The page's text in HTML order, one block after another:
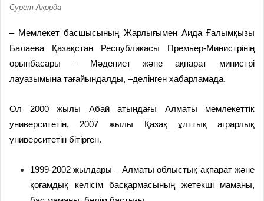
Сурет Ақорда
– Мемлекет басшысының Жарлығымен Аида Ғалымқызы
Балаева Қазақстан Республикасы Премьер-Министрінің
орынбасары – Мәдениет және ақпарат министрі
лауазымына тағайындалды, –делінген хабарламада.
Ол 2000 жылы Абай атындағы Алматы мемлекеттік
университетін, 2007 жылы Қазақ ұлттық аграрлық
университетін бітірген.
1999-2002 жылдары – Алматы облыстық ақпарат және
қоғамдық келісім басқармасының жетекші маманы,